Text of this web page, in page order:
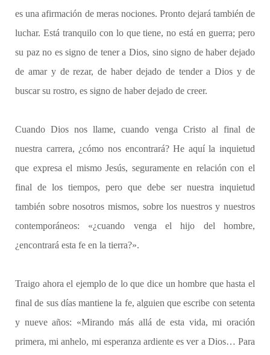
es una afirmación de meras nociones. Pronto dejará también de
luchar. Está tranquilo con lo que tiene, no está en guerra; pero
su paz no es signo de tener a Dios, sino signo de haber dejado
de amar y de rezar, de haber dejado de tender a Dios y de
buscar su rostro, es signo de haber dejado de creer.
Cuando Dios nos llame, cuando venga Cristo al final de
nuestra carrera, ¿cómo nos encontrará? He aquí la inquietud
que expresa el mismo Jesús, seguramente en relación con el
final de los tiempos, pero que debe ser nuestra inquietud
también sobre nosotros mismos, sobre los nuestros y nuestros
contemporáneos: «¿cuando venga el hijo del hombre,
¿encontrará esta fe en la tierra?».
Traigo ahora el ejemplo de lo que dice un hombre que hasta el
final de sus días mantiene la fe, alguien que escribe con setenta
y nueve años: «Mirando más allá de esta vida, mi oración
primera, mi anhelo, mi esperanza ardiente es ver a Dios… Para